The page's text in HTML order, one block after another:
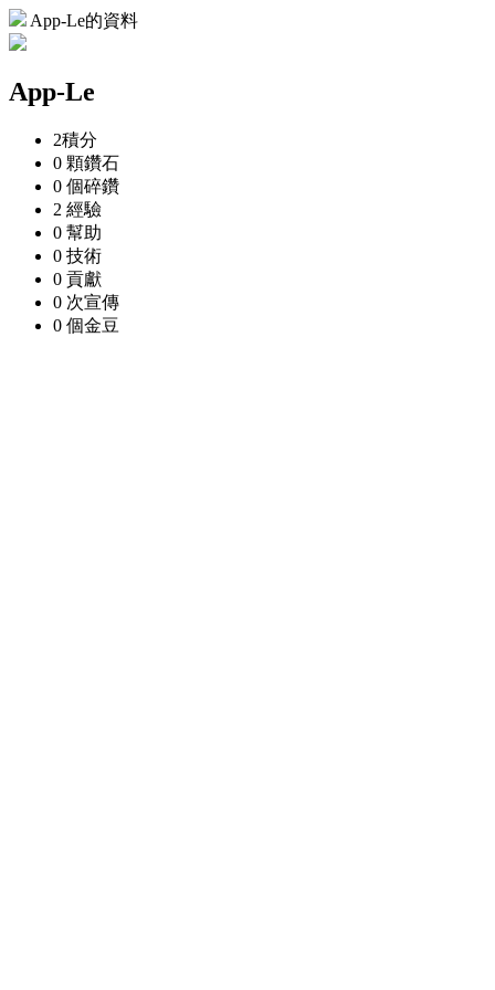
App-Le的資料
App-Le
2積分
0 顆鑽石
0 個碎鑽
2 經驗
0 幫助
0 技術
0 貢獻
0 次宣傳
0 個金豆